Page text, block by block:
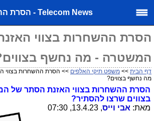
Telecom News - הסרת ההשחרות...
הסרת ההשחרות בצווי
המשטרה - מה נחשף
דף הבית >> משפט תיקי האלפים >> הסרת ההשחרות
מה נחשף בצווים?
הסרת ההשחרות בצווי האזנת הסתר של
בצווים שרצו להסתיר?
מאת: אבי וייס, 13.4.23, 07:30